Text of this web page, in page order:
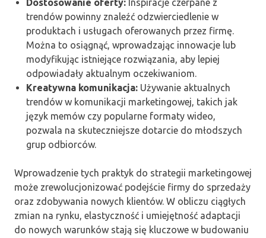
Dostosowanie oferty: Inspiracje czerpane z
trendów powinny znaleźć odzwierciedlenie w
produktach i usługach oferowanych przez firmę.
Można to osiągnąć, wprowadzając innowacje lub
modyfikując istniejące rozwiązania, aby lepiej
odpowiadały aktualnym oczekiwaniom.
Kreatywna komunikacja: Używanie aktualnych
trendów w komunikacji marketingowej, takich jak
język memów czy popularne formaty wideo,
pozwala na skuteczniejsze dotarcie do młodszych
grup odbiorców.
Wprowadzenie tych praktyk do strategii marketingowej
może zrewolucjonizować podejście firmy do sprzedaży
oraz zdobywania nowych klientów. W obliczu ciągłych
zmian na rynku, elastyczność i umiejętność adaptacji
do nowych warunków stają się kluczowe w budowaniu